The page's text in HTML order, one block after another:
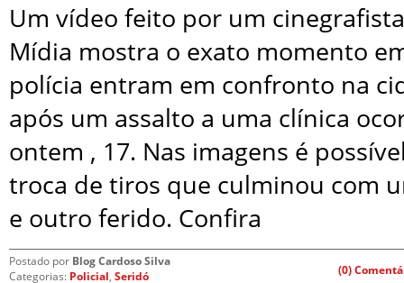
Um vídeo feito por um
Mídia mostra o exato momento
polícia entram em confronto na
após um assalto a uma clínica
ontem , 17. Nas imagens é
troca de tiros que culminou com
e outro ferido. Confira
Postado por Blog Cardoso Silva
Categorias: Policial, Seridó (0)